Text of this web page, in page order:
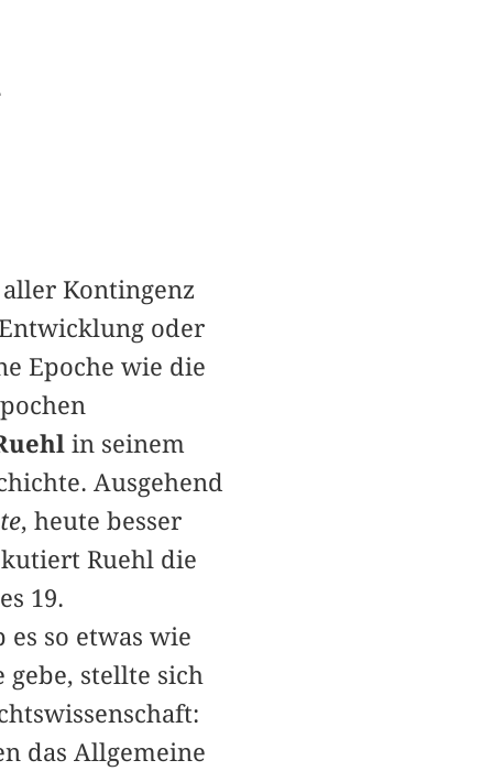
Kontingenz
oder
Epoche wie die
in seinem
Ausgehend
, heute besser
Ruehl die
19.
so etwas wie
stellte sich
das Allgemeine